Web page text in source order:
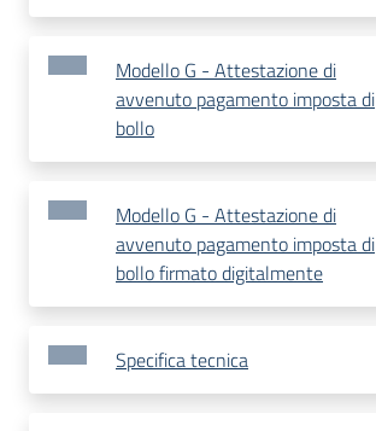
Modello G - Attestazione di
avvenuto pagamento imposta di
bollo
Modello G - Attestazione di
avvenuto pagamento imposta di
bollo firmato digitalmente
Specifica tecnica